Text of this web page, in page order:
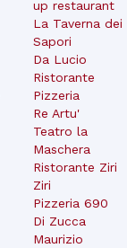
up restaurant
La Taverna dei
Sapori
Da Lucio
Ristorante
Pizzeria
Re Artu'
Teatro la
Maschera
Ristorante Ziri
Ziri
Pizzeria 690
Di Zucca
Maurizio